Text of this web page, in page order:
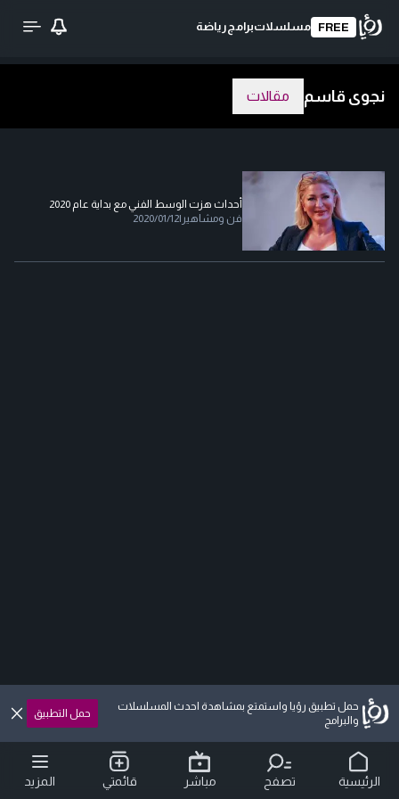
FREE مسلسلاتبرامج رياضة
نجوى قاسم مقالات
أحداث هزت الوسط الفني مع بداية عام 2020
فن ومشاهير |
2020/01/12
حمل تطبيق رؤيا واستمتع بمشاهدة احدث المسلسلات
والبرامج
حمل التطبيق
الرئيسية تصفح مباشر قائمتي المزيد